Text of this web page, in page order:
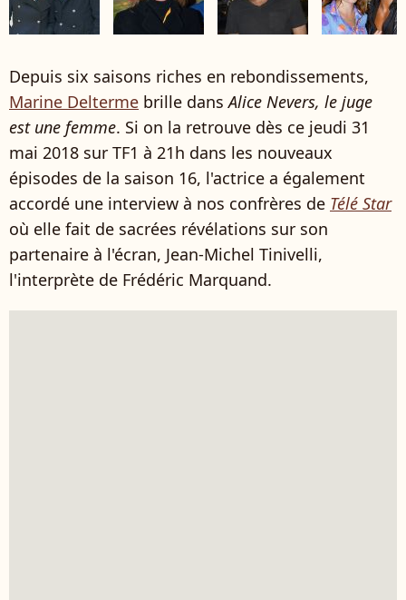
Depuis six saisons riches en rebondissements,
Marine Delterme brille dansAlice Nevers, le juge
est une femme. Si on la retrouve dès ce jeudi 31
mai 2018 sur TF1 à 21h dans les nouveaux
épisodes de la saison 16, l'actrice a également
accordé une interview à nos confrères de Télé Star
où elle fait de sacrées révélations sur son
partenaire à l'écran, Jean-Michel Tinivelli,
l'interprète de Frédéric Marquand.